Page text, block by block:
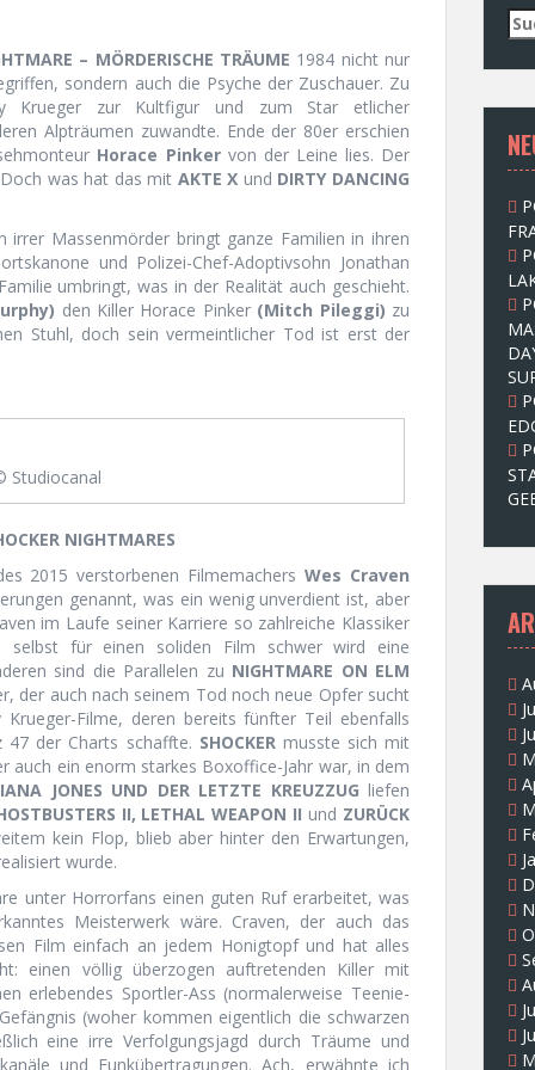
– MÖRDERISCHE TRÄUME 1984 nicht nur
sondern auch die Psyche der Zuschauer. Zu
Krueger zur Kultfigur und zum Star etlicher
Alpträumen zuwandte. Ende der 80er erschien
Horace Pinkervon der Leine lies. Der
was hat das mit AKTE X und DIRTY DANCING
Massenmörder bringt ganze Familien in ihren
und Polizei-Chef-Adoptivsohn Jonathan
umbringt, was in der Realität auch geschieht.
den Killer Horace Pinker (Mitch Pileggi) zu
Stuhl, doch sein vermeintlicher Tod ist erst der
Studiocanal
NIGHTMARES
2015 verstorbenen FilmemachersWes Craven
genannt, was ein wenig unverdient ist, aber
im Laufe seiner Karriere so zahlreiche Klassiker
selbst für einen soliden Film schwer wird eine
sind die Parallelen zu NIGHTMARE ON ELM
der auch nach seinem Tod noch neue Opfer sucht
Filme, deren bereits fünfter Teil ebenfalls
der Charts schaffte. SHOCKERmusste sich mit
auch ein enorm starkes Boxoffice-Jahr war, in dem
JONES UND DER LETZTE KREUZZUG liefen
II, LETHAL WEAPON II und ZURÜCK
kein Flop, blieb aber hinter den Erwartungen,
wurde.
unter Horrorfans einen guten Ruf erarbeitet, was
Meisterwerk wäre. Craven, der auch das
Film einfach an jedem Honigtopf und hat alles
einen völlig überzogen auftretenden Killer mit
erlebendes Sportler-Ass (normalerweise Teenie-
(woher kommen eigentlich die schwarzen
eine irre Verfolgungsjagd durch Träume und
und Funkübertragungen. Ach, erwähnte ich
S
u
c
e
n
n
c
h
: